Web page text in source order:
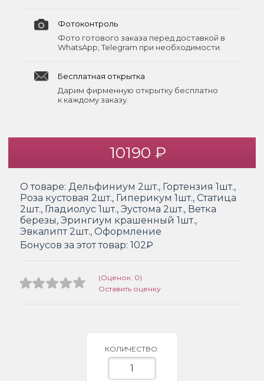
Фотоконтроль
Фото готового заказа перед доставкой в
WhatsApp, Telegram при необходимости.
Бесплатная открытка
Дарим фирменную открытку бесплатно
к каждому заказу.
10190 ₽
О товаре: Дельфиниум 2шт., Гортензия 1шт.,
Роза кустовая 2шт., Гиперикум 1шт., Статица
2шт., Гладиолус 1шт., Эустома 2шт., Ветка
березы, Эрингиум крашенный 1шт.,
Эвкалипт 2шт., Оформление
Бонусов за этот товар: 102₽
(Оценок: 0)
Оставить оценку
КОЛИЧЕСТВО: